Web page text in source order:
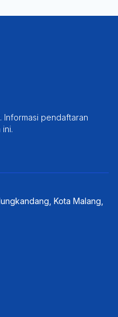
Informasi pendaftaran
Kota Malang,